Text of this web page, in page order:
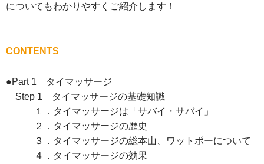
についてもわかりやすくご紹介します！
CONTENTS
●Part 1 タイマッサージ
Step 1 タイマッサージの基礎知識
１．タイマッサージは「サバイ・サバイ」
２．タイマッサージの歴史
３．タイマッサージの総本山、ワットポーについて
４．タイマッサージの効果